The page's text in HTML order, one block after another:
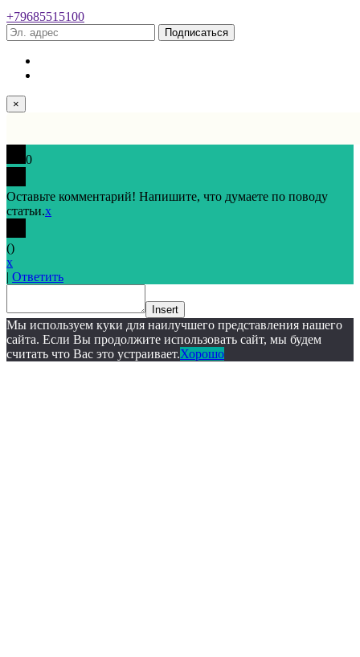
+79685515100
Подписаться
×
0
Оставьте комментарий! Напишите, что думаете по поводу
статьи.x
()
x
| Ответить
Insert
Мы используем куки для наилучшего представления нашего
сайта. Если Вы продолжите использовать сайт, мы будем
считать что Вас это устраивает.Хорошо